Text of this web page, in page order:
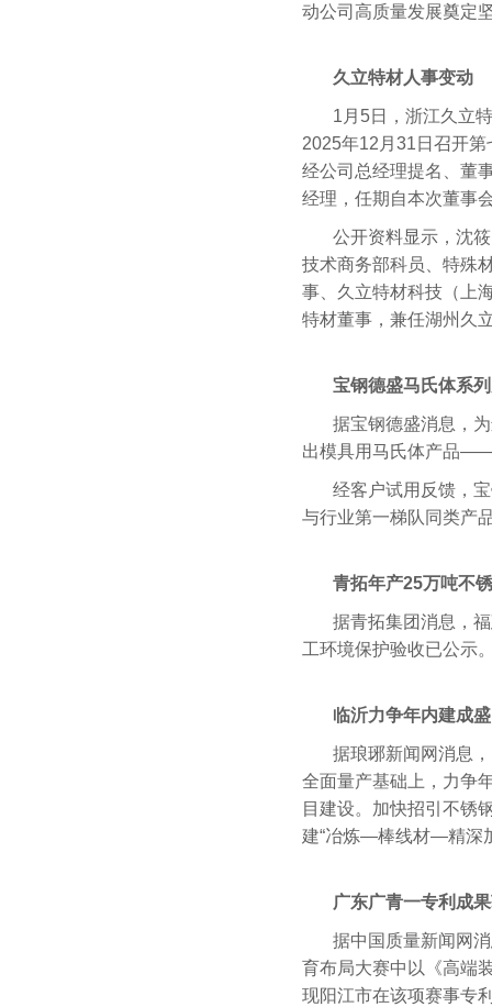
动公司高质量发展奠定
久立特材人事变动
1月5日，浙江久立
2025年12月31日召开
经公司总经理提名、董
经理，任期自本次董事
公开资料显示，沈
技术商务部科员、特殊
事、久立特材科技（上
特材董事，兼任湖州久
宝钢德盛马氏体系
据宝钢德盛消息，
出模具用马氏体产品
经客户试用反馈，
与行业第一梯队同类产
青拓年产25万吨不
据青拓集团消息，
工环境保护验收已公示
临沂力争年内建成
据琅琊新闻网消息
全面量产基础上，力争
目建设。加快招引不锈
建“冶炼—棒线材—精深
广东广青一专利成
据中国质量新闻网
育布局大赛中以《高端
现阳江市在该项赛事专